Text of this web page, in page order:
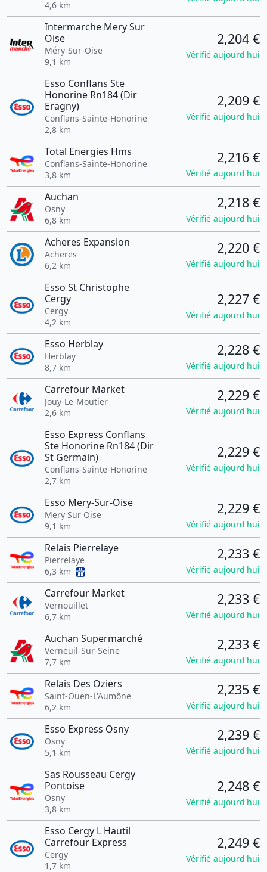
4,6 km
Intermarche Mery Sur
Oise
Méry-Sur-Oise
9,1 km
2,204 €
Vérifié aujourd'hui
Esso Conflans Ste
Honorine Rn184 (Dir
Eragny)
Conflans-Sainte-Honorine
2,8 km
2,209 €
Vérifié aujourd'hui
Total Energies Hms
Conflans-Sainte-Honorine
3,8 km
2,216 €
Vérifié aujourd'hui
Auchan
Osny
6,8 km
2,218 €
Vérifié aujourd'hui
Acheres Expansion
Acheres
6,2 km
2,220 €
Vérifié aujourd'hui
Esso St Christophe
Cergy
Cergy
4,2 km
2,227 €
Vérifié aujourd'hui
Esso Herblay
Herblay
8,7 km
2,228 €
Vérifié aujourd'hui
Carrefour Market
Jouy-Le-Moutier
2,6 km
2,229 €
Vérifié aujourd'hui
Esso Express Conflans
Ste Honorine Rn184 (Dir
St Germain)
Conflans-Sainte-Honorine
2,7 km
2,229 €
Vérifié aujourd'hui
Esso Mery-Sur-Oise
Mery Sur Oise
9,1 km
2,229 €
Vérifié aujourd'hui
Relais Pierrelaye
Pierrelaye
6,3 km
2,233 €
Vérifié aujourd'hui
Carrefour Market
Vernouillet
6,7 km
2,233 €
Vérifié aujourd'hui
Auchan Supermarché
Verneuil-Sur-Seine
7,7 km
2,233 €
Vérifié aujourd'hui
Relais Des Oziers
Saint-Ouen-L'Aumône
6,2 km
2,235 €
Vérifié aujourd'hui
Esso Express Osny
Osny
5,1 km
2,239 €
Vérifié aujourd'hui
Sas Rousseau Cergy
Pontoise
Osny
3,8 km
2,248 €
Vérifié aujourd'hui
Esso Cergy L Hautil
Carrefour Express
Cergy
1,7 km
2,249 €
Vérifié aujourd'hui